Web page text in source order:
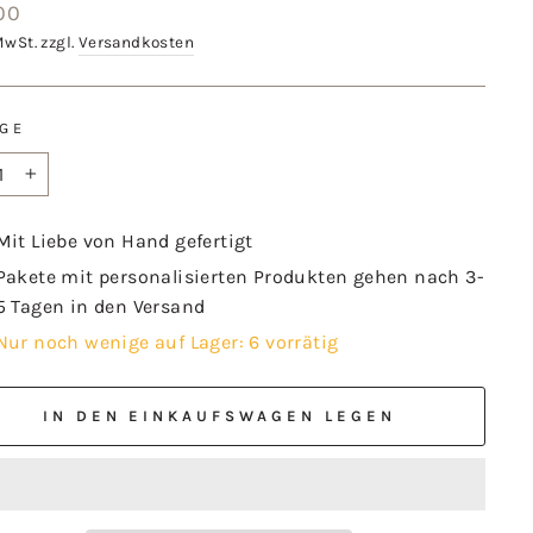
zzgl. Versandkosten
Liebe von Hand gefertigt
mit personalisierten Produkten gehen nach 3-
Tagen in den Versand
noch wenige auf Lager: 6 vorrätig
IN DEN EINKAUFSWAGEN LEGEN